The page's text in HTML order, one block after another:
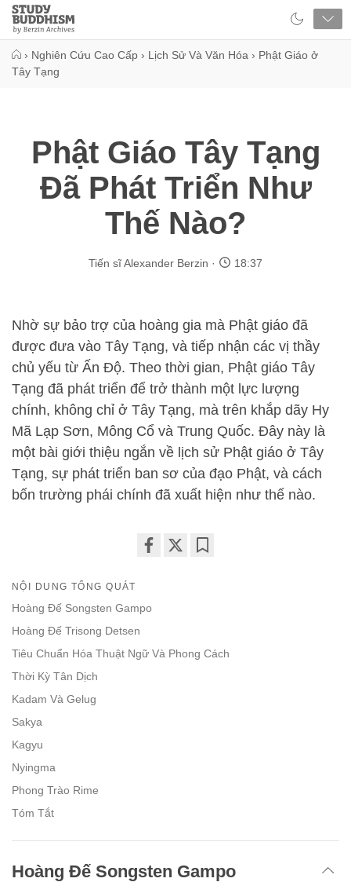
Close
Study
Buddhism
› Nghiên Cứu Cao Cấp › Lịch Sử Và Văn Hóa › Phật Giáo ở
Tây Tạng
Phật Giáo Tây Tạng
Đã Phát Triển Như
Thế Nào?
Tiến sĩ Alexander Berzin 18:37
Nhờ sự bảo trợ của hoàng gia mà Phật giáo đã
được đưa vào Tây Tạng, và tiếp nhận các vị thầy
chủ yếu từ Ấn Độ. Theo thời gian, Phật giáo Tây
Tạng đã phát triển để trở thành một lực lượng
chính, không chỉ ở Tây Tạng, mà trên khắp dãy Hy
Mã Lạp Sơn, Mông Cổ và Trung Quốc. Đây này là
một bài giới thiệu ngắn về lịch sử Phật giáo ở Tây
Tạng, sự phát triển ban sơ của đạo Phật, và cách
bốn trường phái chính đã xuất hiện như thế nào.
NỘI DUNG TỔNG QUÁT
Hoàng Đế Songsten Gampo
Hoàng Đế Trisong Detsen
Tiêu Chuẩn Hóa Thuật Ngữ Và Phong Cách
Thời Kỳ Tân Dịch
Kadam Và Gelug
Sakya
Kagyu
Nyingma
Phong Trào Rime
Tóm Tắt
Hoàng Đế Songsten Gampo